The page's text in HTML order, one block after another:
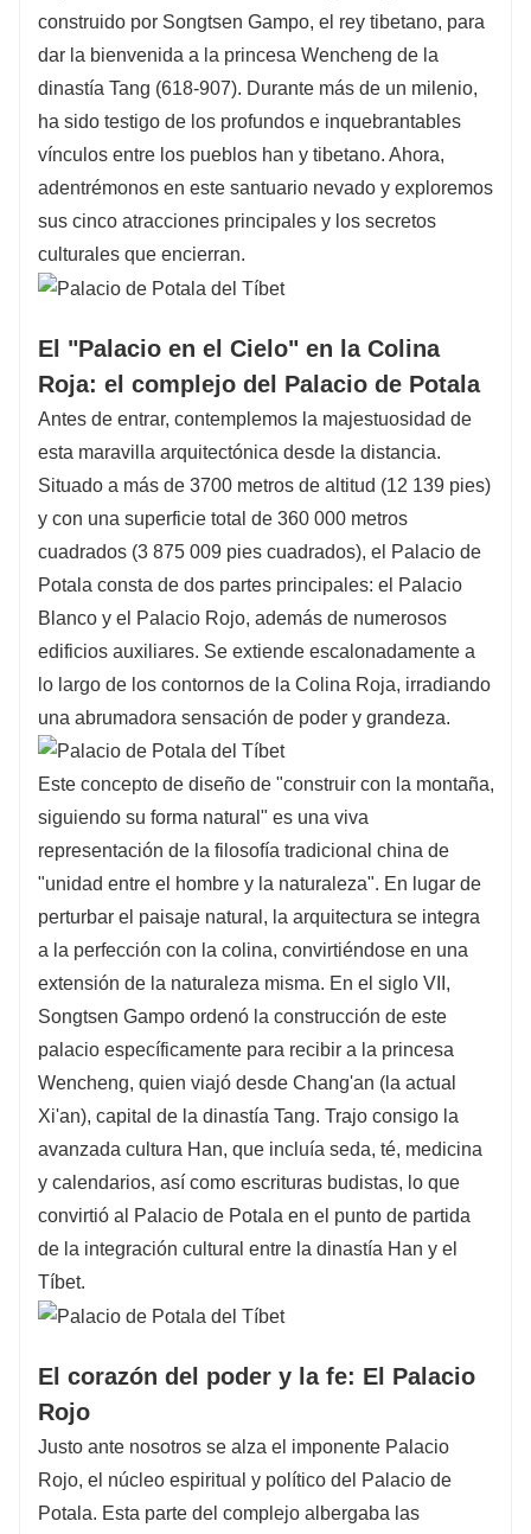
construido por Songtsen Gampo, el rey tibetano, para
dar la bienvenida a la princesa Wencheng de la
dinastía Tang (618-907). Durante más de un milenio,
ha sido testigo de los profundos e inquebrantables
vínculos entre los pueblos han y tibetano. Ahora,
adentrémonos en este santuario nevado y exploremos
sus cinco atracciones principales y los secretos
culturales que encierran.
El "Palacio en el Cielo" en la Colina
Roja: el complejo del Palacio de Potala
Antes de entrar, contemplemos la majestuosidad de
esta maravilla arquitectónica desde la distancia.
Situado a más de 3700 metros de altitud (12 139 pies)
y con una superficie total de 360 000 metros
cuadrados (3 875 009 pies cuadrados), el Palacio de
Potala consta de dos partes principales: el Palacio
Blanco y el Palacio Rojo, además de numerosos
edificios auxiliares. Se extiende escalonadamente a
lo largo de los contornos de la Colina Roja, irradiando
una abrumadora sensación de poder y grandeza.
Este concepto de diseño de "construir con la montaña,
siguiendo su forma natural" es una viva
representación de la filosofía tradicional china de
"unidad entre el hombre y la naturaleza". En lugar de
perturbar el paisaje natural, la arquitectura se integra
a la perfección con la colina, convirtiéndose en una
extensión de la naturaleza misma. En el siglo VII,
Songtsen Gampo ordenó la construcción de este
palacio específicamente para recibir a la princesa
Wencheng, quien viajó desde Chang'an (la actual
Xi'an), capital de la dinastía Tang. Trajo consigo la
avanzada cultura Han, que incluía seda, té, medicina
y calendarios, así como escrituras budistas, lo que
convirtió al Palacio de Potala en el punto de partida
de la integración cultural entre la dinastía Han y el
Tíbet.
El corazón del poder y la fe: El Palacio
Rojo
Justo ante nosotros se alza el imponente Palacio
Rojo, el núcleo espiritual y político del Palacio de
Potala. Esta parte del complejo albergaba las